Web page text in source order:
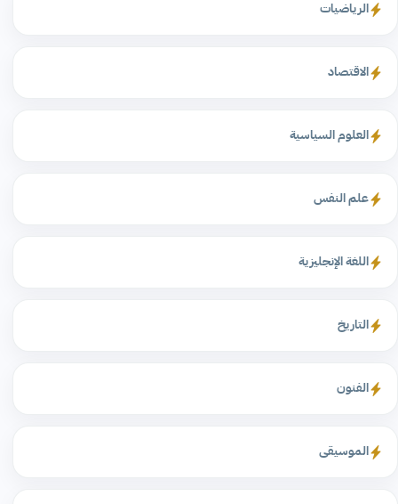
الرياضيات
الاقتصاد
العلوم السياسية
علم النفس
اللغة الإنجليزية
التاريخ
الفنون
الموسيقى